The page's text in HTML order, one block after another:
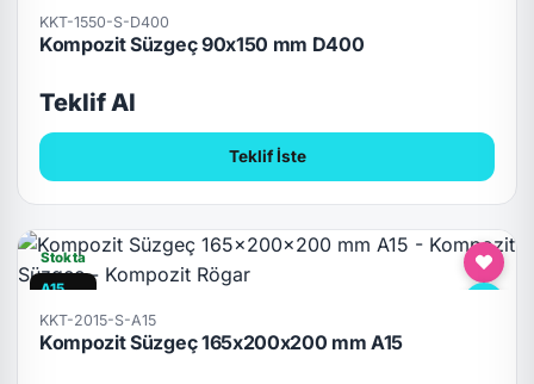
KKT-1550-S-D400
Kompozit Süzgeç 90x150 mm D400
Teklif Al
Teklif İste
Stokta
A15
KKT-2015-S-A15
Kompozit Süzgeç 165x200x200 mm A15